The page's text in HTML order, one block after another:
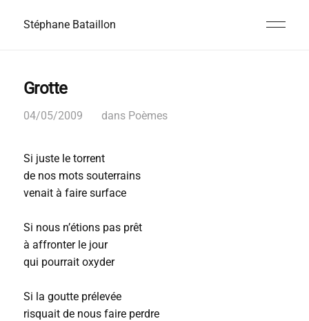
Stéphane Bataillon
Grotte
04/05/2009 dans Poèmes
Si juste le torrent
de nos mots souterrains
venait à faire surface
Si nous n’étions pas prêt
à affronter le jour
qui pourrait oxyder
Si la goutte prélevée
risquait de nous faire perdre